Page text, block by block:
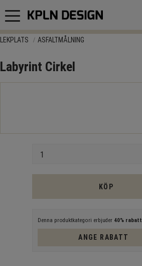
Meny
LEKPLATS ASFALTMÅLNING
Labyrint Cirkel
KÖP
Denna produktkategori erbjuder 40% rabatt
ANGE RABATT